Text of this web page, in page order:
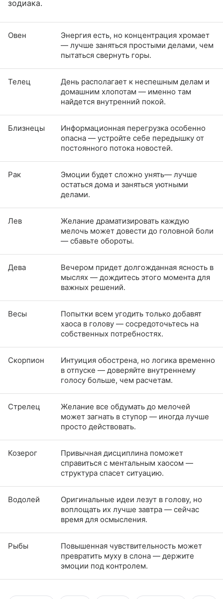
зодиака.
Овен
Энергия есть, но концентрация хромает
— лучше заняться простыми делами, чем
пытаться свернуть горы.
Телец
День располагает к неспешным делам и
домашним хлопотам — именно там
найдется внутренний покой.
Близнецы
Информационная перегрузка особенно
опасна — устройте себе передышку от
постоянного потока новостей.
Рак
Эмоции будет сложно унять— лучше
остаться дома и заняться уютными
делами.
Лев
Желание драматизировать каждую
мелочь может довести до головной боли
— сбавьте обороты.
Дева
Вечером придет долгожданная ясность в
мыслях — дождитесь этого момента для
важных решений.
Весы
Попытки всем угодить только добавят
хаоса в голову — сосредоточьтесь на
собственных потребностях.
Скорпион
Интуиция обострена, но логика временно
в отпуске — доверяйте внутреннему
голосу больше, чем расчетам.
Стрелец
Желание все обдумать до мелочей
может загнать в ступор — иногда лучше
просто действовать.
Козерог
Привычная дисциплина поможет
справиться с ментальным хаосом —
структура спасет ситуацию.
Водолей
Оригинальные идеи лезут в голову, но
воплощать их лучше завтра — сейчас
время для осмысления.
Рыбы
Повышенная чувствительность может
превратить муху в слона — держите
эмоции под контролем.